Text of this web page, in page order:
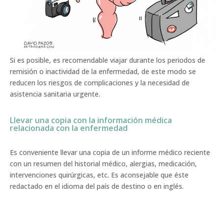
Si es posible, es recomendable viajar durante los periodos de
remisión o inactividad de la enfermedad, de este modo se
reducen los riesgos de complicaciones y la necesidad de
asistencia sanitaria urgente.
Llevar una copia con la información médica
relacionada con la enfermedad
Es conveniente llevar una copia de un informe médico reciente
con un resumen del historial médico, alergias, medicación,
intervenciones quirúrgicas, etc. Es aconsejable que éste
redactado en el idioma del país de destino o en inglés.